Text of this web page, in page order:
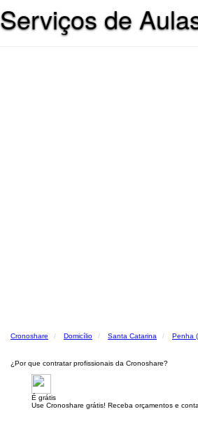
Serviços de
Cronoshare Domicílio Santa Catarina Penha
¿Por que contratar profissionais da Cronoshare?
É grátis
Use Cronoshare grátis! Receba orçamentos e